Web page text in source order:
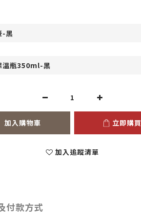
加入購物車 立即購買
加入追蹤清單
付款方式